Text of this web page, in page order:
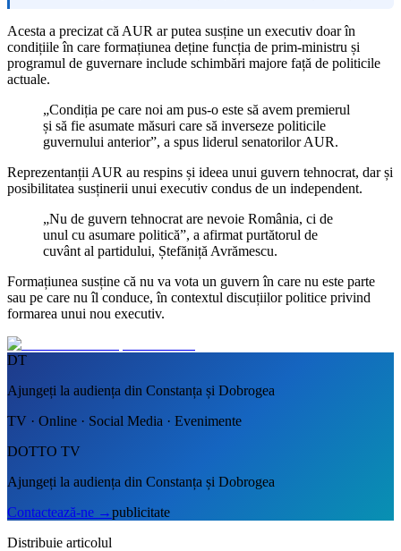
Acesta a precizat că AUR ar putea susține un executiv doar în
condițiile în care formațiunea deține funcția de prim-ministru și
programul de guvernare include schimbări majore față de politicile
actuale.
„Condiția pe care noi am pus-o este să avem premierul
și să fie asumate măsuri care să inverseze politicile
guvernului anterior”, a spus liderul senatorilor AUR.
Reprezentanții AUR au respins și ideea unui guvern tehnocrat, dar și
posibilitatea susținerii unui executiv condus de un independent.
„Nu de guvern tehnocrat are nevoie România, ci de
unul cu asumare politică”, a afirmat purtătorul de
cuvânt al partidului, Ștefăniță Avrămescu.
Formațiunea susține că nu va vota un guvern în care nu este parte
sau pe care nu îl conduce, în contextul discuțiilor politice privind
formarea unui nou executiv.
DT
Ajungeți la audiența din Constanța și Dobrogea
TV · Online · Social Media · Evenimente
DOTTO TV
Ajungeți la audiența din Constanța și Dobrogea
Contactează-ne →publicitate
Distribuie articolul